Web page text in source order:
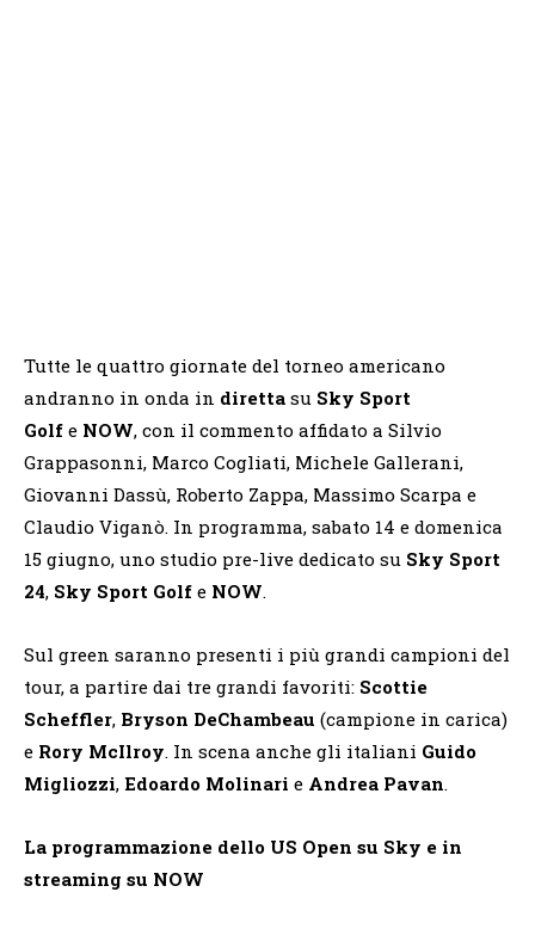
Tutte le quattro giornate del torneo americano
andranno in onda in diretta su Sky Sport
Golf e NOW, con il commento affidato a Silvio
Grappasonni, Marco Cogliati, Michele Gallerani,
Giovanni Dassù, Roberto Zappa, Massimo Scarpa e
Claudio Viganò. In programma, sabato 14 e domenica
15 giugno, uno studio pre-live dedicato su Sky Sport
24, Sky Sport Golf e NOW.
Sul green saranno presenti i più grandi campioni del
tour, a partire dai tre grandi favoriti: Scottie
Scheffler, Bryson DeChambeau (campione in carica)
e Rory McIlroy. In scena anche gli italiani Guido
Migliozzi, Edoardo Molinari e Andrea Pavan.
La programmazione dello US Open su Sky e in
streaming su NOW